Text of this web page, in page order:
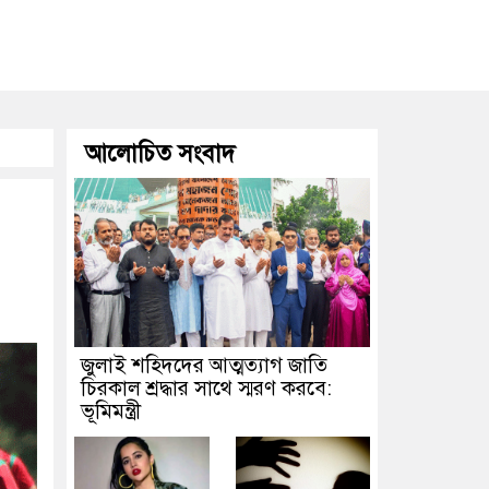
নামে প্রতারণা: বাংলাদেশিদের সতর্ক করল ঢাকাস্থ ভারতীয় হাইকমিশন
আলোচিত সংবাদ
জুলাই শহিদদের আত্মত্যাগ জাতি
চিরকাল শ্রদ্ধার সাথে স্মরণ করবে:
ভূমিমন্ত্রী